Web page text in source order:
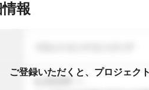
報
ご登録いただくと、プロジェク